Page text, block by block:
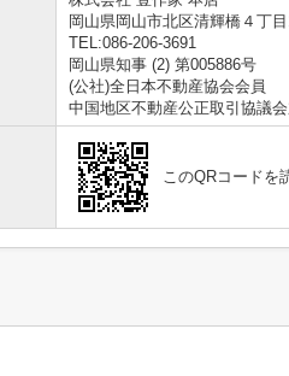
岡山県岡山市北区清輝橋４丁
TEL:086-206-3691
岡山県知事 (2) 第005886号
(公社)全日本不動産協会会員
中国地区不動産公正取引協議
このQRコードを